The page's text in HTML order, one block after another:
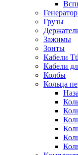
Грузы
Зажимы
Зонты
Кабели
Кабели
Колбы
Кольца